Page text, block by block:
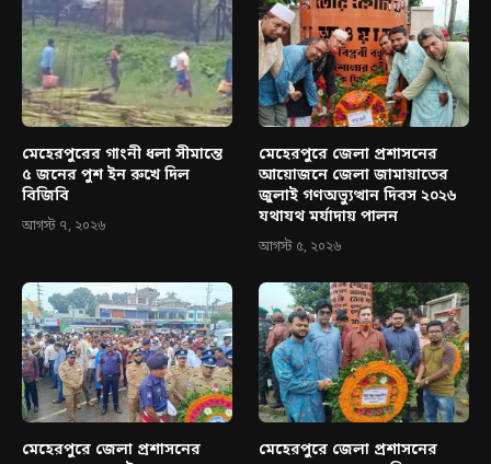
মেহেরপুরের গাংনী ধলা সীমান্তে
৫ জনের পুশ ইন রুখে দিল
বিজিবি
আগস্ট ৭, ২০২৬
মেহেরপুরে জেলা প্রশাসনের
আয়োজনে জেলা জামায়াতের
জুলাই গণঅভ্যুত্থান দিবস ২০২৬
যথাযথ মর্যাদায় পালন
আগস্ট ৫, ২০২৬
মেহেরপুরে জেলা প্রশাসনের
মেহেরপুরে জেলা প্রশাসনের